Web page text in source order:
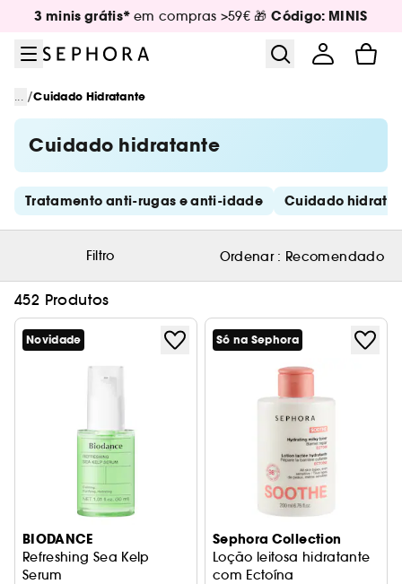
Ir para o menu
Ir para o conteúdo principal
Ir para o rodapé
3 minis grátis* em compras >59€ 🎁Código: MINIS
... /Cuidado Hidratante
Cuidado hidratante
Saltar os links rápidos
Tratamento anti-rugas e anti-idade Cuidado
Filtro Ordenar : Recomendado
452 Produtos
Novidade
BIODANCE
Refreshing Sea Kelp
Serum
Só na Sephora
Sephora Collection
Loção leitosa hidratante
com Ectoína